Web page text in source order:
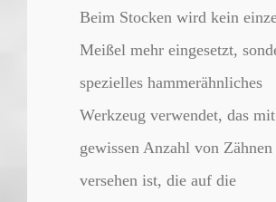
Beim Stocken wird kein
Meißel mehr eingesetzt,
spezielles hammerähnliches
Werkzeug verwendet, das
gewissen Anzahl von Zähnen
versehen ist, die auf die